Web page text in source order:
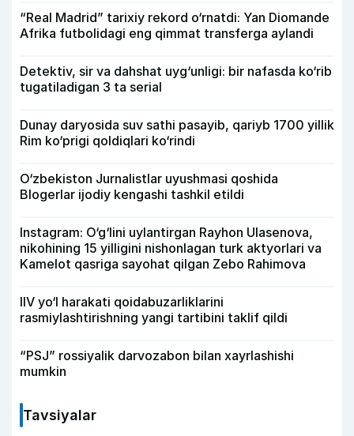
“Real Madrid” tarixiy rekord o‘rnatdi: Yan Diomande
Afrika futbolidagi eng qimmat transferga aylandi
Detektiv, sir va dahshat uyg‘unligi: bir nafasda ko‘rib
tugatiladigan 3 ta serial
Dunay daryosida suv sathi pasayib, qariyb 1700 yillik
Rim ko‘prigi qoldiqlari ko‘rindi
O‘zbekiston Jurnalistlar uyushmasi qoshida
Blogerlar ijodiy kengashi tashkil etildi
Instagram: O‘g‘lini uylantirgan Rayhon Ulasenova,
nikohining 15 yilligini nishonlagan turk aktyorlari va
Kamelot qasriga sayohat qilgan Zebo Rahimova
IIV yo‘l harakati qoidabuzarliklarini
rasmiylashtirishning yangi tartibini taklif qildi
“PSJ” rossiyalik darvozabon bilan xayrlashishi
mumkin
Tavsiyalar